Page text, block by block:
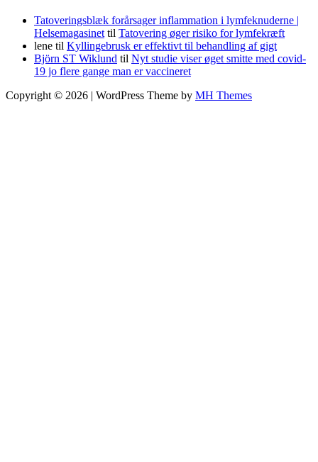
Tatoveringsblæk forårsager inflammation i lymfeknuderne |
Helsemagasinet til Tatovering øger risiko for lymfekræft
lene til Kyllingebrusk er effektivt til behandling af gigt
Björn ST Wiklund til Nyt studie viser øget smitte med covid-
19 jo flere gange man er vaccineret
Copyright © 2026 | WordPress Theme by MH Themes